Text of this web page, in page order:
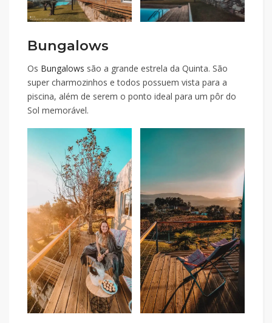
Bungalows
Os Bungalows são a grande estrela da Quinta. São
super charmozinhos e todos possuem vista para a
piscina, além de serem o ponto ideal para um pôr do
Sol memorável.